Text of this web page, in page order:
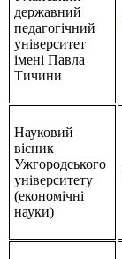
державний
педагогічний
університет
імені Павла
Тичини
Науковий
вісник
Ужгородського
університету
(економічні
науки)